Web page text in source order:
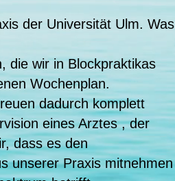
der Universität Ulm. Was
die wir in Blockpraktikas
Wochenplan.
dadurch komplett
eines Arztes , der
dass es den
unserer Praxis mitnehmen